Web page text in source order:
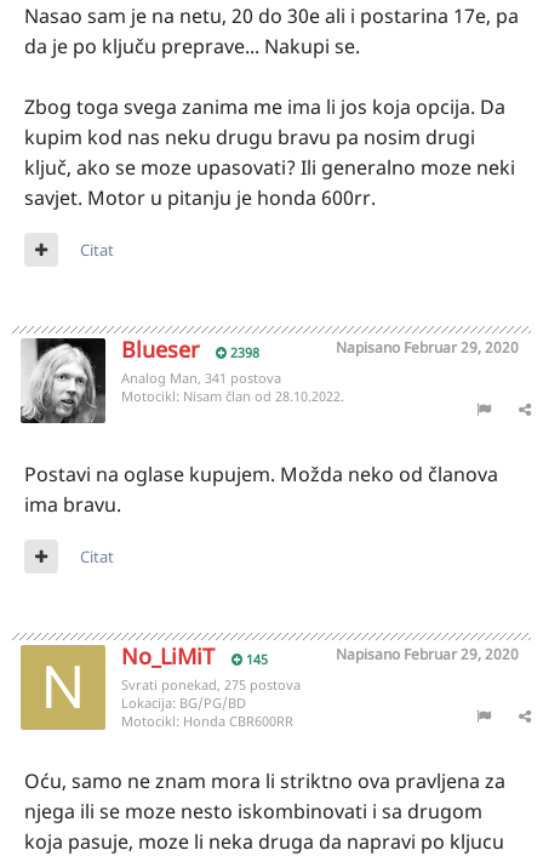
Nasao sam je na netu, 20 do 30e ali i postarina 17e, pa
da je po ključu preprave... Nakupi se.
Zbog toga svega zanima me ima li jos koja opcija. Da
kupim kod nas neku drugu bravu pa nosim drugi
ključ, ako se moze upasovati? Ili generalno moze neki
savjet. Motor u pitanju je honda 600rr.
Citat
Blueser 2398 Napisano Februar 29, 2020
Analog Man, 341 postova
Motocikl: ​​​Nisam član od 28.10.2022.
Postavi na oglase kupujem. Možda neko od članova
ima bravu.
Citat
No_LiMiT 145 Napisano Februar 29, 2020
Svrati ponekad, 275 postova
Lokacija: BG/PG/BD
Motocikl: Honda CBR600RR
Oću, samo ne znam mora li striktno ova pravljena za
njega ili se moze nesto iskombinovati i sa drugom
koja pasuje, moze li neka druga da napravi po kljucu